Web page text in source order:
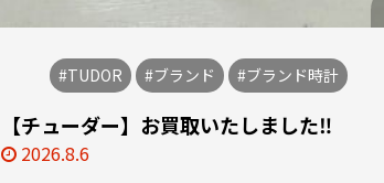
#TUDOR #ブランド #ブランド時計
【チューダー】お買取いたしました‼️
2026.8.6